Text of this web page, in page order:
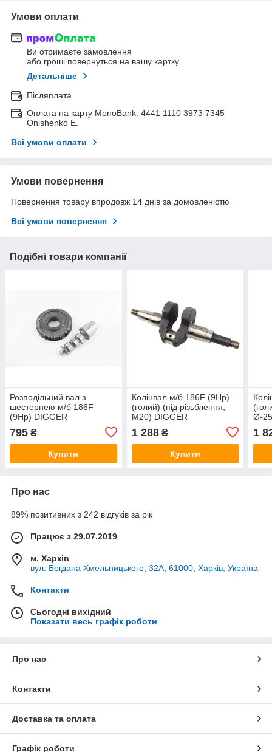
Умови оплати
Ви отримаєте замовлення
або гроші повернуться на вашу картку
Детальніше
Післяплата
Оплата на карту MonoBank: 4441 1110 3973 7345
Onishenko E.
Всі умови оплати
Умови повернення
Повернення товару впродовж 14 днів за домовленістю
Всі умови повернення
Подібні товари компанії
Розподільний вал з
шестернею м/б 186F
(9Hp) DIGGER
795 ₴
Купити
Колінвал м/б 186F (9Hp)
(голий) (під різьблення,
М20) DIGGER
1 288₴
Купити
Ø-
1
Про нас
89% позитивних з 242 відгуків за рік
Працює з 29.07.2019
м. Харків
вул. Богдана Хмельницького, 32А, 61000, Харків, Україна
Контакти
Сьогодні вихідний
Показати весь графік роботи
Про нас
Контакти
Доставка та оплата
Графік роботи